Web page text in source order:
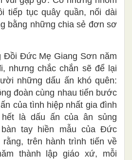
tiếp tục quây quần, nối dài
bằng những chia sẻ đơn sơ
Đồi Đức Mẹ Giang Sơn năm
nhưng chắc chắn sẽ để lại
những dấu ấn khó quên:
đoàn cùng nhau tiến bước
của tình hiệp nhất gia đình
là dấu ấn của ân sủng
tay hiền mẫu của Đức
trên hành trình tiến về
thành lập giáo xứ, mỗi